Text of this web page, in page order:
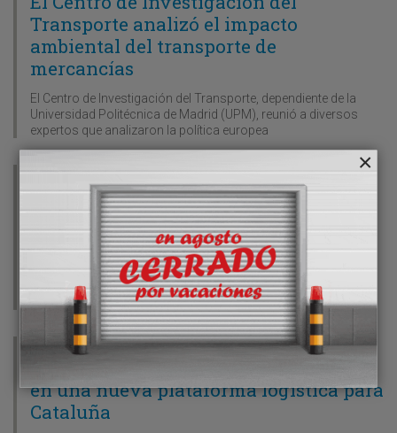
Transporte analizó el impacto
ambiental del transporte de
mercancías
El Centro de Investigación del Transporte, dependiente de la
Universidad Politécnica de Madrid (UPM), reunió a diversos
expertos que analizaron la política europea
01/02/2004
El Instituto de Técnicas Aeroespaciales
incorpora dos simuladores para la
formación en la conducción
El Instituto de Técnicas Aeroespaciales (Inta), dirigido por
Fernando José Cascales Moreno, ha incorporado dos
simuladores en sus instalaciones de Torrejón de Ardoz
01/02/2004
Pikolín invierte 5,9 millones de euros
en una nueva plataforma logística para
Cataluña